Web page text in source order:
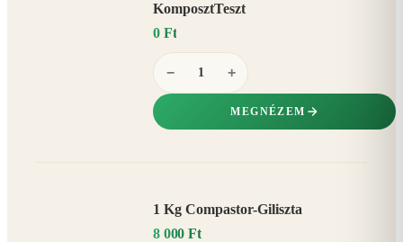
KomposztTeszt
0 Ft
− +
MEGNÉZEM
1 Kg Compastor-Giliszta
8 000 Ft